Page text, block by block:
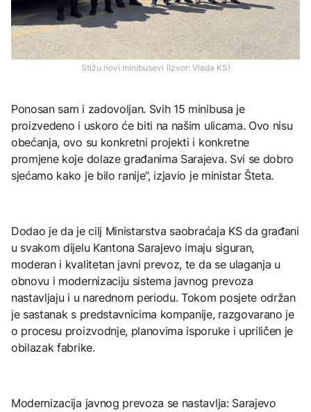
Stižu novi minibusevi (Izvor: Vlada KS)
Ponosan sam i zadovoljan. Svih 15 minibusa je
proizvedeno i uskoro će biti na našim ulicama. Ovo nisu
obećanja, ovo su konkretni projekti i konkretne
promjene koje dolaze građanima Sarajeva. Svi se dobro
sjećamo kako je bilo ranije”, izjavio je ministar Šteta.
Dodao je da je cilj Ministarstva saobraćaja KS da građani
u svakom dijelu Kantona Sarajevo imaju siguran,
moderan i kvalitetan javni prevoz, te da se ulaganja u
obnovu i modernizaciju sistema javnog prevoza
nastavljaju i u narednom periodu. Tokom posjete održan
je sastanak s predstavnicima kompanije, razgovarano je
o procesu proizvodnje, planovima isporuke i upriličen je
obilazak fabrike.
Modernizacija javnog prevoza se nastavlja: Sarajevo